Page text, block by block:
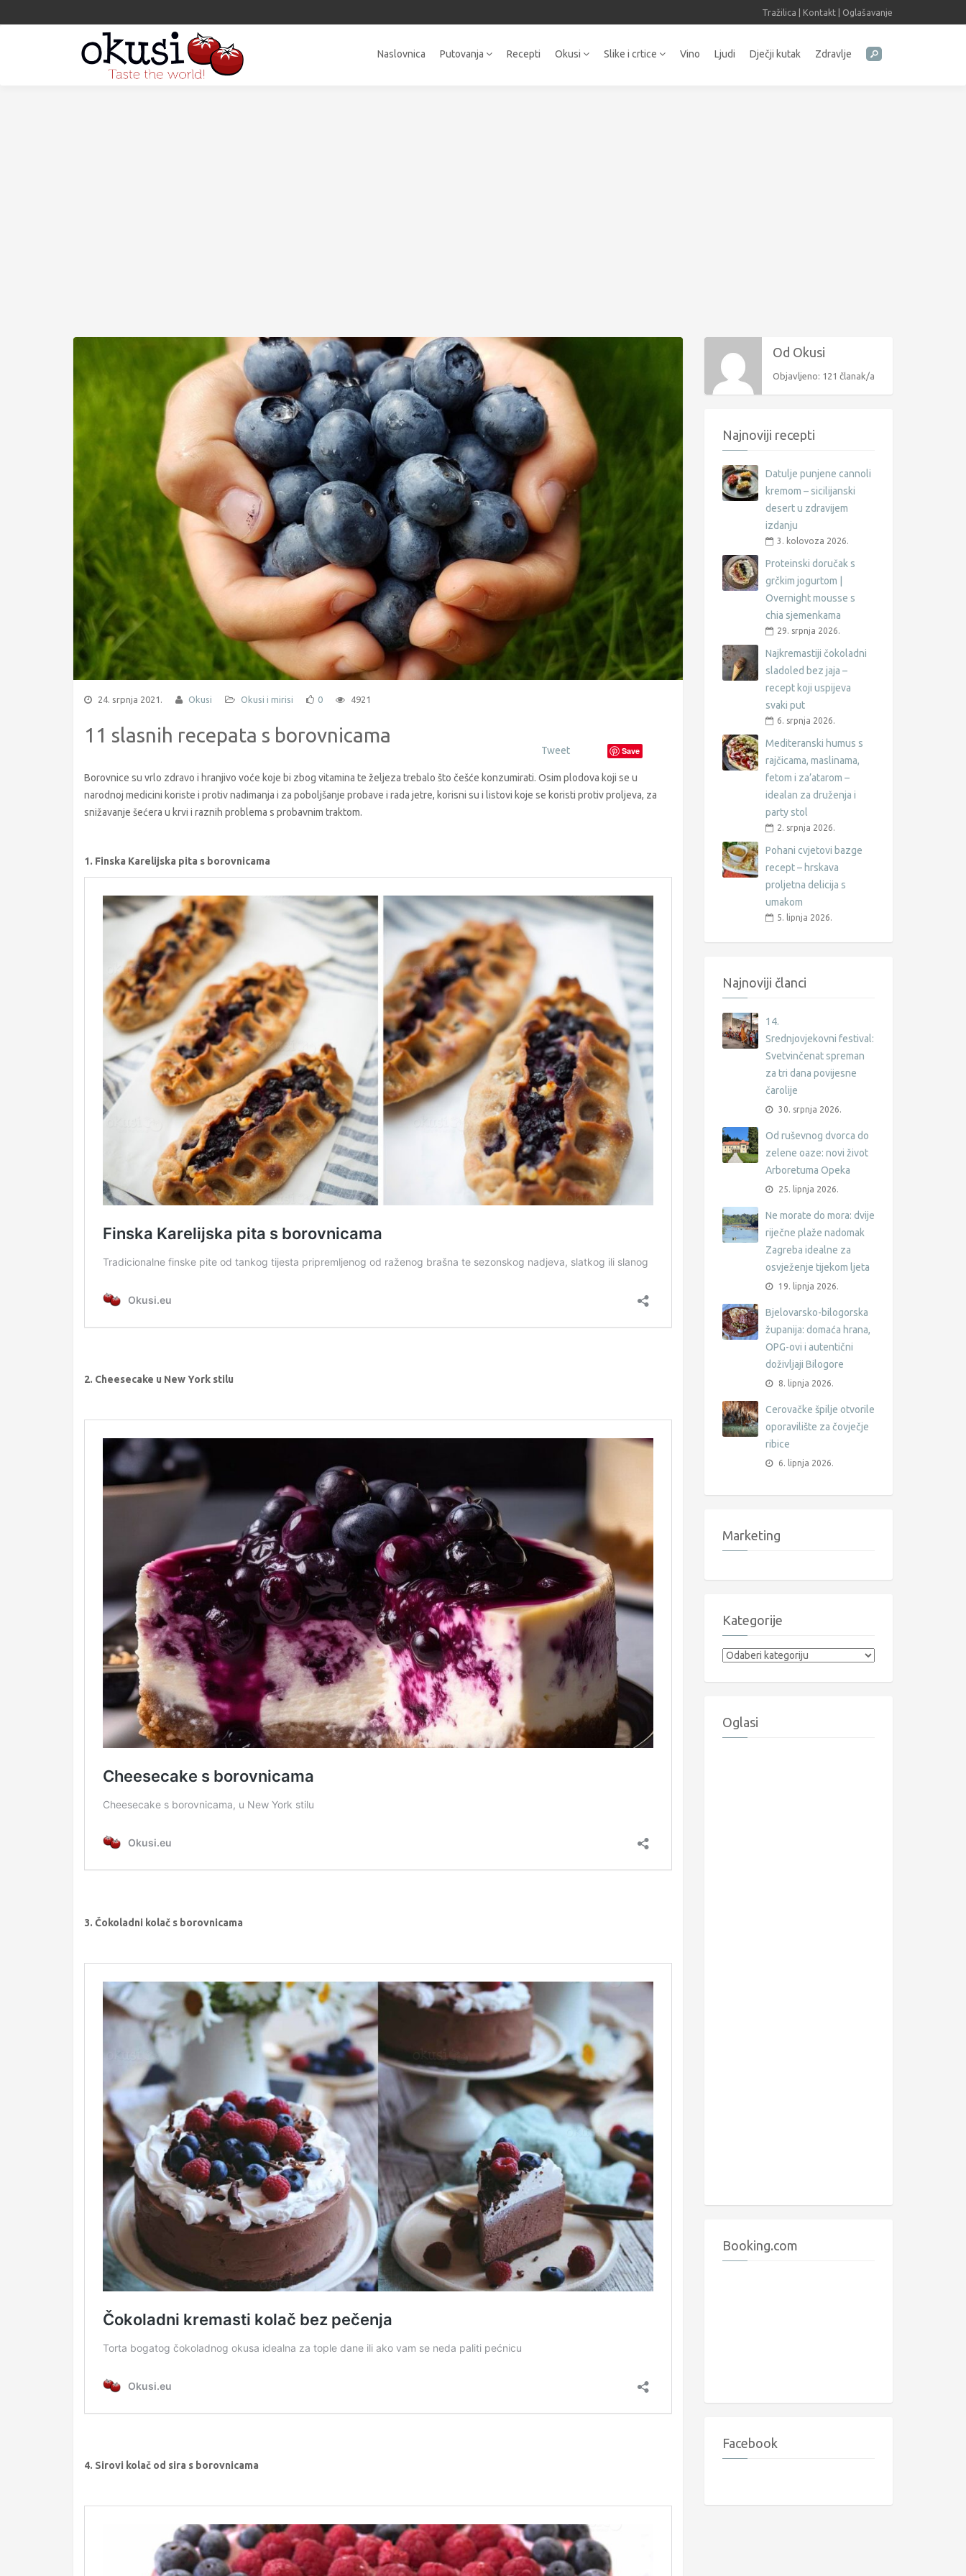
Tražilica Kontakt Oglašavanje
Naslovnica Putovanja Recepti Okusi Slike i crtice Vino Ljudi Dječji kutak Zdravlje
24. srpnja 2021. Okusi Okusi i mirisi 0 4921
11 slasnih recepata s borovnicama
Tweet Save
Borovnice su vrlo zdravo i hranjivo voće koje bi zbog vitamina te željeza trebalo što češće konzumirati. Osim plodova koji se u
narodnoj medicini koriste i protiv nadimanja i za poboljšanje probave i rada jetre, korisni su i listovi koje se koristi protiv proljeva, za
snižavanje šećera u krvi i raznih problema s probavnim traktom.
1. Finska Karelijska pita s borovnicama
2. Cheesecake u New York stilu
3. Čokoladni kolač s borovnicama
4. Sirovi kolač od sira s borovnicama
Od Okusi
Objavljeno: 121 članak/a
Najnoviji recepti
Datulje punjene cannoli
kremom – sicilijanski
desert u zdravijem
izdanju
3. kolovoza 2026.
Proteinski doručak s
grčkim jogurtom |
Overnight mousse s
chia sjemenkama
29. srpnja 2026.
Najkremastiji čokoladni
sladoled bez jaja –
recept koji uspijeva
svaki put
6. srpnja 2026.
Mediteranski humus s
rajčicama, maslinama,
fetom i za’atarom –
idealan za druženja i
party stol
2. srpnja 2026.
Pohani cvjetovi bazge
recept – hrskava
proljetna delicija s
umakom
5. lipnja 2026.
Najnoviji članci
14.
Srednjovjekovni festival:
Svetvinčenat spreman
za tri dana povijesne
čarolije
30. srpnja 2026.
Od ruševnog dvorca do
zelene oaze: novi život
Arboretuma Opeka
25. lipnja 2026.
Ne morate do mora: dvije
riječne plaže nadomak
Zagreba idealne za
osvježenje tijekom ljeta
19. lipnja 2026.
Bjelovarsko-bilogorska
županija: domaća hrana,
OPG-ovi i autentični
doživljaji Bilogore
8. lipnja 2026.
Cerovačke špilje otvorile
oporavilište za čovječje
ribice
6. lipnja 2026.
Marketing
Kategorije
Kategorije
Oglasi
Booking.com
Facebook